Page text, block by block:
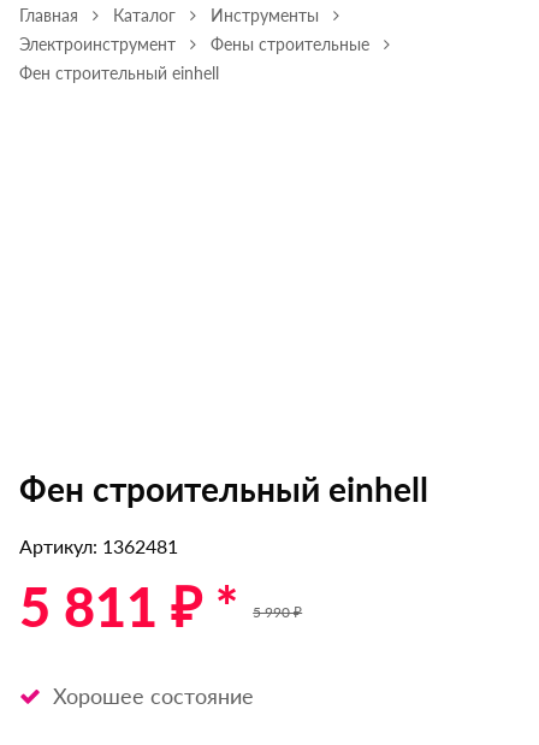
Главная Каталог
Инструменты
Электроинструмент
Фены строительные
Фен строительный einhell
Фен строительный einhell
Артикул: 1362481
5 811 ₽ * 5 990 ₽
Хорошее состояние